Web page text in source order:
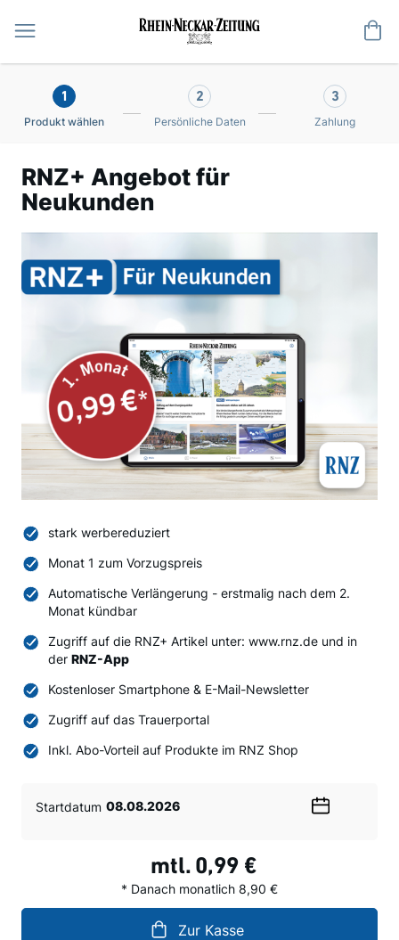
1
Produkt wählen
2
Persönliche Daten
3
Zahlung
RNZ+ Angebot für
Neukunden
stark werbereduziert
Monat 1 zum Vorzugspreis
Automatische Verlängerung - erstmalig nach dem 2.
Monat kündbar
Zugriff auf die RNZ+ Artikel unter: www.rnz.de und in
der RNZ-App
Kostenloser Smartphone & E-Mail-Newsletter
Zugriff auf das Trauerportal
Inkl. Abo-Vorteil auf Produkte im RNZ Shop
Startdatum
mtl. 0,99 €
* Danach monatlich 8,90 €
Zur Kasse